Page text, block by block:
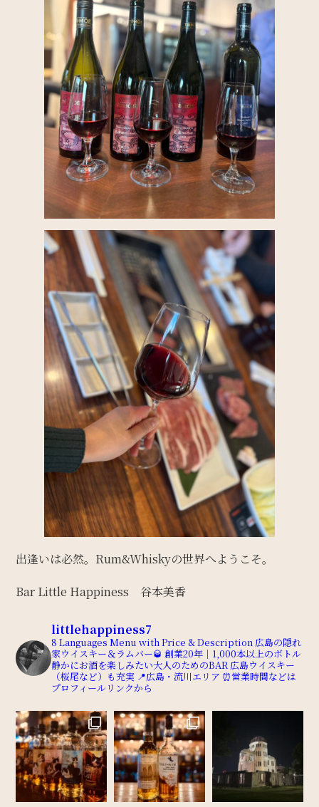
出逢いは必然。Rum&Whiskyの世界へようこそ。
Bar Little Happiness 谷本美香
littlehappiness7
8 Languages Menu with Price & Description 広島の隠れ
家ウイスキー＆ラムバー🥃 創業20年｜1,000本以上のボトル
静かにお酒を楽しみたい大人のためのBAR 広島ウイスキー
（桜尾など）も充実 📍広島・流川エリア ⏰営業時間などは
プロフィールリンクから